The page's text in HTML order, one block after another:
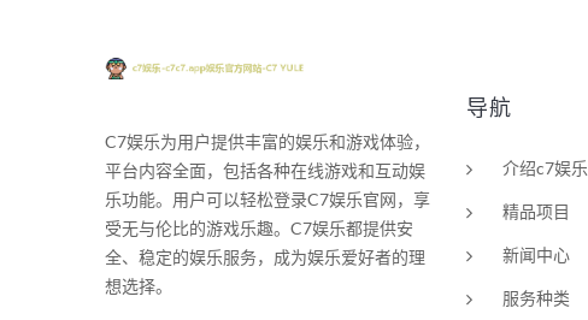
C7娱乐为用户提供丰富的娱乐和游戏体验，
平台内容全面，包括各种在线游戏和互动娱
乐功能。用户可以轻松登录C7娱乐官网，享
受无与伦比的游戏乐趣。C7娱乐都提供安
全、稳定的娱乐服务，成为娱乐爱好者的理
想选择。
导航
介绍c7娱乐
精品项目
新闻中心
服务种类